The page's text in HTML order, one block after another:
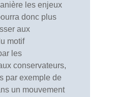
les enjeux
donc plus
aux
motif
les
conservateurs,
par exemple de
un mouvement